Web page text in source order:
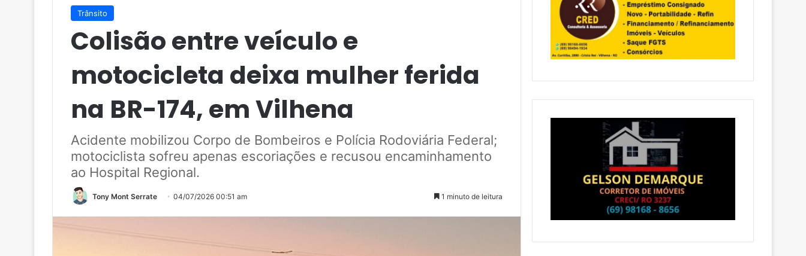
Trânsito
Colisão entre veículo e
motocicleta deixa mulher ferida
na BR-174, em Vilhena
Acidente mobilizou Corpo de Bombeiros e Polícia Rodoviária Federal;
motociclista sofreu apenas escoriações e recusou encaminhamento
ao Hospital Regional.
Tony Mont Serrate 04/07/2026 00:51 am 1 minuto de leitura